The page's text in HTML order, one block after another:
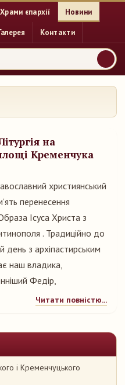
Храми єпархії Новини
Контакти
і Кременчуцького
на
Кременчука
християнський
перенесення
Ісуса Христа з
. Традиційно до
день з архіпастирським
наш владика,
Федір,
Читати повністю...